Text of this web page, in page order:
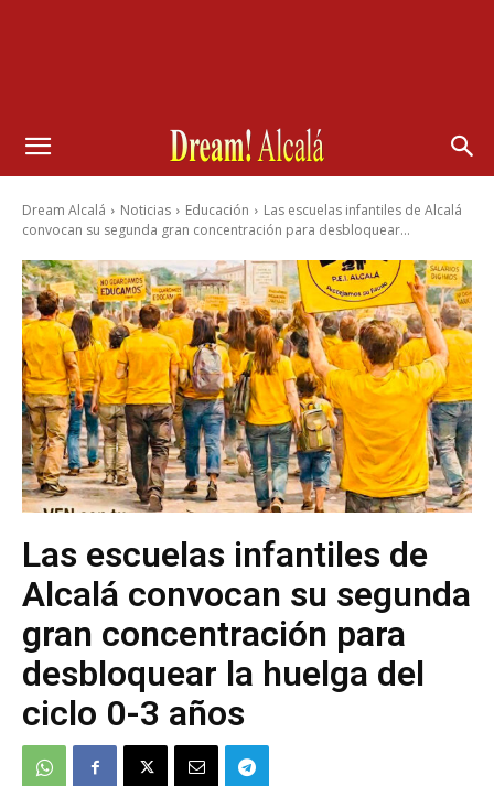
Dream Alcalá Noticias Educación
Las escuelas infantiles de Alcalá
convocan su segunda gran concentración para desbloquear...
Las escuelas infantiles de
Alcalá convocan su segunda
gran concentración para
desbloquear la huelga del
ciclo 0-3 años